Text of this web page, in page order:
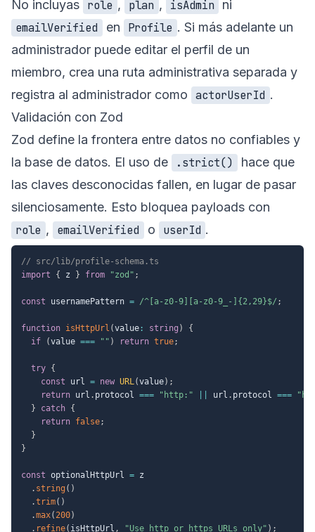
No incluyas role , plan , isAdmin
ni
emailVerified
en Profile . Si más adelante un
administrador puede editar el perfil de un
miembro, crea una ruta administrativa separada y
registra al administrador como actorUserId .
Validación con Zod
Zod define la frontera entre datos no confiables y
la base de datos. El uso de
.strict()
hace que
las claves desconocidas fallen, en lugar de pasar
silenciosamente. Esto bloquea payloads con
role , emailVerified o userId .
// src/lib/profile-schema.ts
import
{ z } from "zod" ;
const usernamePattern = /^[a-z0-9][a-z0-9_-]{2,29}$/ ;
function isHttpUrl (value : string )
{
if
(value === "" ) return true;
try {
const url = new URL(value) ;
return url . protocol === "http:" url . protocol ===
}
catch {
return false;
}
}
const optionalHttpUrl = z
. string ( )
.trim( )
.max( 200)
. refine( isHttpUrl , "Use http or https URLs only" ) ;